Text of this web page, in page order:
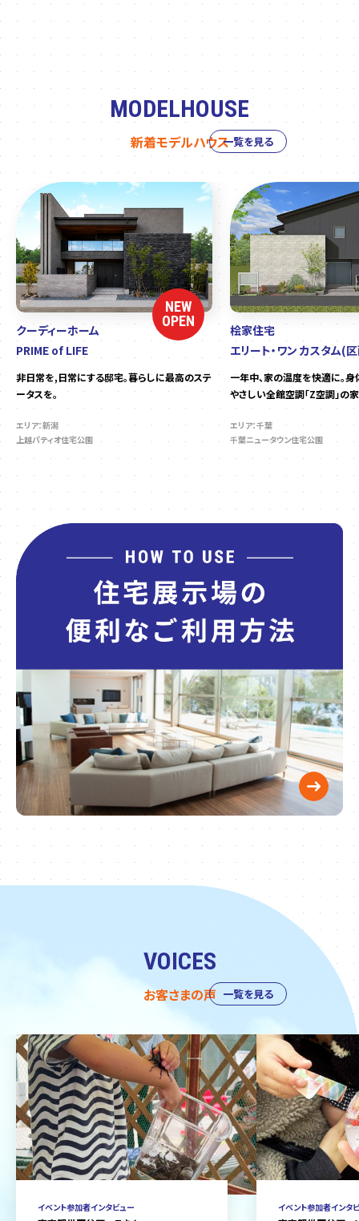
MODELHOUSE
新着モデルハウス
NEW
OPEN
クーディーホーム
PRIME of LIFE
非日常を,日常にする邸宅。暮らしに最高のステ
ータスを。
エリア：新潟
上越パティオ住宅公園
桧家住宅
エリート・ワン カスタム(
一年中、家の温度を快適に。
やさしい全館空調「Z空調」の家
エリア：千葉
千葉ニュータウン住宅公園
一覧を見る
VOICES
お客さまの声
イベント参加者インタビュー イベント参加者インタ
一覧を見る